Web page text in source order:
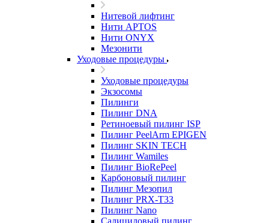
Нитевой лифтинг
Нити APTOS
Нити ONYX
Мезонити
Уходовые процедуры
Уходовые процедуры
Экзосомы
Пилинги
Пилинг DNA
Ретиноевый пилинг ISP
Пилинг PeelArm EPIGEN
Пилинг SKIN TECH
Пилинг Wamiles
Пилинг BioRePeel
Карбоновый пилинг
Пилинг Мезопил
Пилинг PRX-T33
Пилинг Nano
Салициловый пилинг